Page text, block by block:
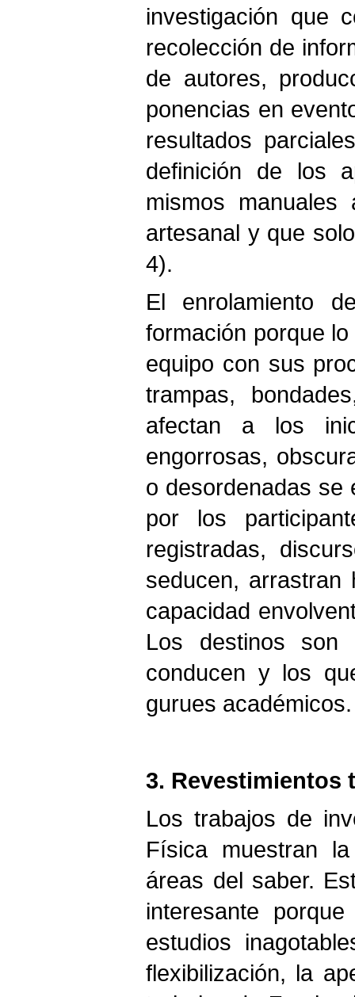
investigación que
recolección de
de autores,
ponencias en
resultados
definición de los
mismos
artesanal y que
4).
El enrolamiento
formación porque
equipo con sus
trampas,
afectan a los
engorrosas,
o desordenadas se
por los
registradas,
seducen, arrastran
capacidad
Los destinos son
conducen y los
gurues académicos.
3. Revestimientos
Los trabajos de
Física muestran
áreas del saber.
interesante
estudios
flexibilización, la